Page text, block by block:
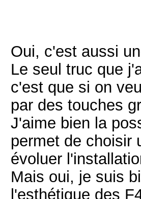
Oui, c'est aussi
Le seul truc que
c'est que si on
par des touches
J'aime bien la
permet de choisir
évoluer
Mais oui, je suis
l'esthétique des